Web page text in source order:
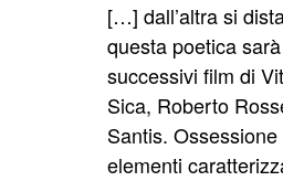
[…] dall’altra si
questa poetica
successivi film di
Sica, Roberto
Santis.
elementi